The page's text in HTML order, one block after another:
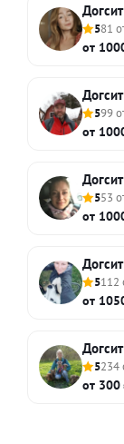
581
от
599
от
553
от
5112
от
5234
от